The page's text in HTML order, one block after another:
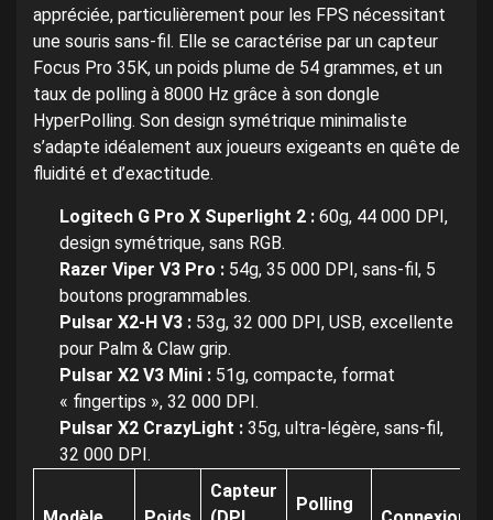
appréciée, particulièrement pour les FPS nécessitant
une souris sans-fil. Elle se caractérise par un capteur
Focus Pro 35K, un poids plume de 54 grammes, et un
taux de polling à 8000 Hz grâce à son dongle
HyperPolling. Son design symétrique minimaliste
s’adapte idéalement aux joueurs exigeants en quête de
fluidité et d’exactitude.
Logitech G Pro X Superlight 2 : 60g, 44 000 DPI,
design symétrique, sans RGB.
Razer Viper V3 Pro : 54g, 35 000 DPI, sans-fil, 5
boutons programmables.
Pulsar X2-H V3 : 53g, 32 000 DPI, USB, excellente
pour Palm & Claw grip.
Pulsar X2 V3 Mini : 51g, compacte, format
« fingertips », 32 000 DPI.
Pulsar X2 CrazyLight : 35g, ultra-légère, sans-fil,
32 000 DPI.
Capteur
Polling